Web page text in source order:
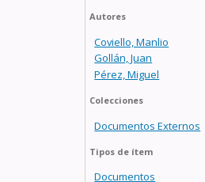
Autores
Coviello, Manlio
Gollán, Juan
Pérez, Miguel
Colecciones
Documentos Externos
Tipos de ítem
Documentos